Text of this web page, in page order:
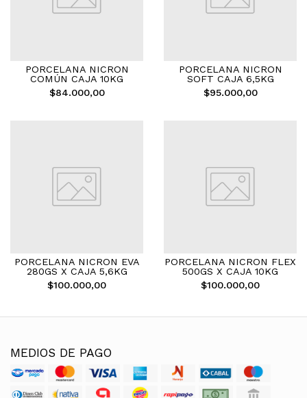
PORCELANA NICRON
COMÚN CAJA 10KG
$84.000,00
PORCELANA NICRON
SOFT CAJA 6,5KG
$95.000,00
PORCELANA NICRON EVA
280GS X CAJA 5,6KG
$100.000,00
PORCELANA NICRON FLEX
500GS X CAJA 10KG
$100.000,00
MEDIOS DE PAGO